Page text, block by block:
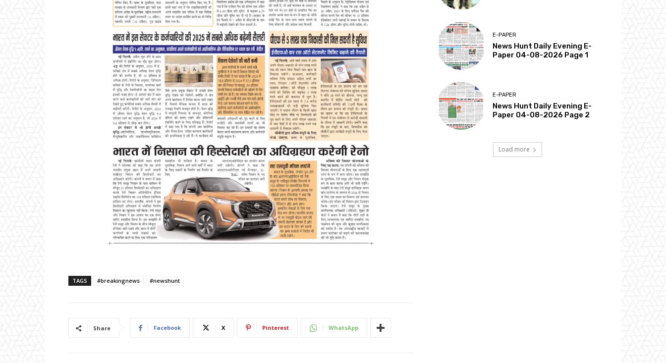
TAGS #breakingnews #newshunt
Share Facebook X Pinterest WhatsApp
E-PAPER
News Hunt Daily Evening E-
Paper 04-08-2026 Page 1
E-PAPER
News Hunt Daily Evening E-
Paper 04-08-2026 Page 2
Load more